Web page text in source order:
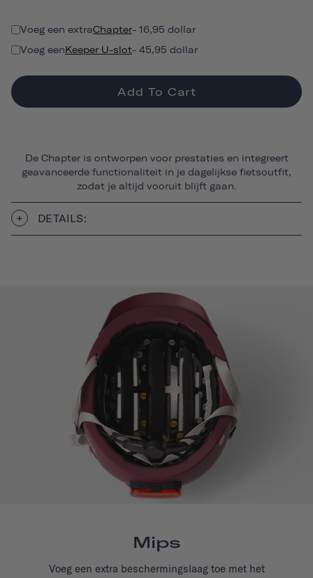
Voeg een extraChapter- 16,95 dollar
Voeg eenKeeper U-slot- 45,95 dollar
Add To Cart
De Chapter is ontworpen voor prestaties en integreert
geavanceerde functionaliteit in je dagelijkse fietsoutfit,
zodat je altijd vooruit blijft gaan.
DETAILS:
Mips
Voeg een extra beschermingslaag toe met het